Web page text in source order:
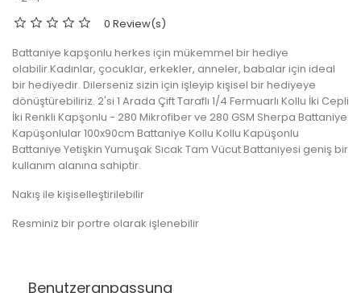
0 Review(s)
Battaniye kapşonlu herkes için mükemmel bir hediye
olabilir.Kadınlar, çocuklar, erkekler, anneler, babalar için ideal
bir hediyedir. Dilerseniz sizin için işleyip kişisel bir hediyeye
dönüştürebiliriz. 2'si 1 Arada Çift Taraflı 1/4 Fermuarlı Kollu İki Cepli
İki Renkli Kapşonlu - 280 Mikrofiber ve 280 GSM Sherpa Battaniye
Kapüşonlular 100x90cm Battaniye Kollu Kollu Kapüşonlu
Battaniye Yetişkin Yumuşak Sıcak Tam Vücut Battaniyesi geniş bir
kullanım alanına sahiptir.
Nakış ile kişiselleştirilebilir
Resminiz bir portre olarak işlenebilir
Benutzeranpassung